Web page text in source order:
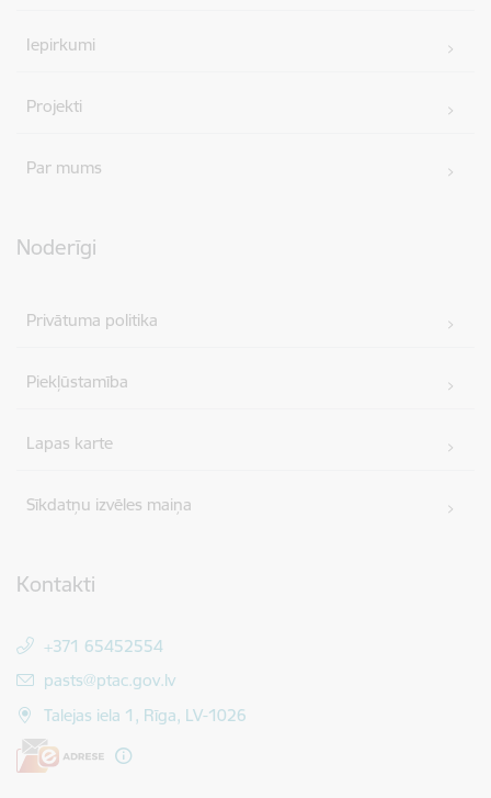
Iepirkumi
Projekti
Par mums
Noderīgi
Privātuma politika
Piekļūstamība
Lapas karte
Sīkdatņu izvēles maiņa
Kontakti
+371 65452554
E-pasts:
pasts@ptac.gov.lv
Talejas iela 1, Rīga, LV-1026